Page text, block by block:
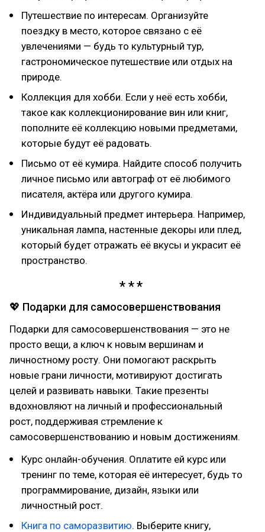
Путешествие по интересам. Организуйте
поездку в место, которое связано с её
увлечениями — будь то культурный тур,
гастрономическое путешествие или отдых на
природе.
Коллекция для хобби. Если у неё есть хобби,
такое как коллекционирование вин или книг,
пополните её коллекцию новыми предметами,
которые будут её радовать.
Письмо от её кумира. Найдите способ получить
личное письмо или автограф от её любимого
писателя, актёра или другого кумира.
Индивидуальный предмет интерьера. Например,
уникальная лампа, настенные декоры или плед,
который будет отражать её вкусы и украсит её
пространство.
💖 Подарки для самосовершенствования
Подарки для самосовершенствования — это не
просто вещи, а ключ к новым вершинам и
личностному росту. Они помогают раскрыть
новые грани личности, мотивируют достигать
целей и развивать навыки. Такие презенты
вдохновляют на личный и профессиональный
рост, поддерживая стремление к
самосовершенствованию и новым достижениям.
Курс онлайн-обучения. Оплатите ей курс или
тренинг по теме, которая её интересует, будь то
программирование, дизайн, языки или
личностный рост.
Книга по саморазвитию. Выберите книгу,